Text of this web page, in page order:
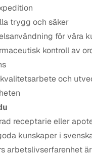
trygg och säker
för våra
kontroll av
och
receptarie eller
kunskaper i
arbetslivserfarenhet